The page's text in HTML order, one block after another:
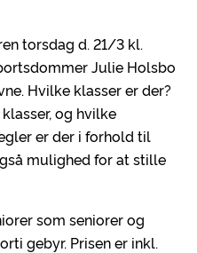
torsdag d. 21/3 kl.
Julie Holsbo
Hvilke klasser er der?
og hvilke
er der i forhold til
mulighed for at stille
som seniorer og
gebyr. Prisen er inkl.